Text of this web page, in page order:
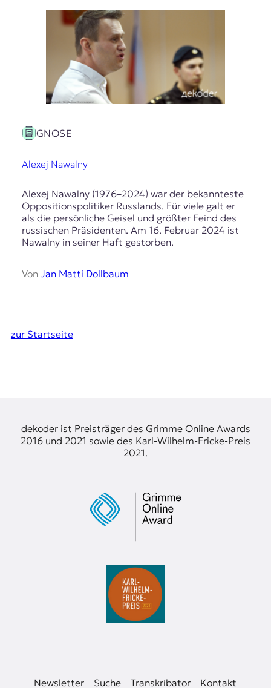
GNOSE
Alexej Nawalny
Alexej Nawalny (1976–2024) war der bekannteste
Oppositionspolitiker Russlands. Für viele galt er
als die persönliche Geisel und größter Feind des
russischen Präsidenten. Am 16. Februar 2024 ist
Nawalny in seiner Haft gestorben.
Von Jan Matti Dollbaum
zur Startseite
dekoder ist Preisträger des Grimme Online Awards
2016 und 2021 sowie des Karl-Wilhelm-Fricke-Preis
2021.
Newsletter Suche Transkribator Kontakt